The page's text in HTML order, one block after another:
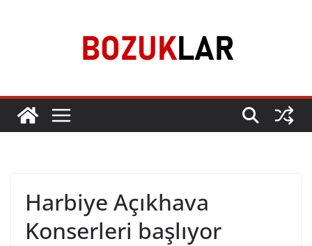
Harbiye Açıkhava
Konserleri başlıyor